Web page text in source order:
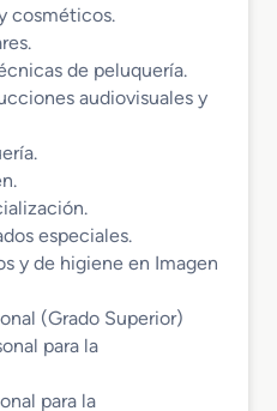
cosméticos.
de peluquería.
audiovisuales y
especiales.
y de higiene en Imagen
(Grado Superior)
para la
para la